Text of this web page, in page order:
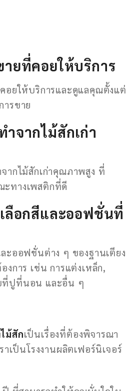
ยที่คอยให้บริการ
อยให้บริการและดูแลคุณตั้งแต่
ารขาย
ำจากไม้สักเก่า
จากไม้สักเก่าคุณภาพสูง ที่
ทางเพสติกที่ดี
ลือกสีและออฟชั่นที่
ะออฟชั่นต่าง ๆ ของฐานเตียง
งการ เช่น การแต่งเหล็ก,
ปูที่นอน และอื่น ๆ
ม้สักเป็นเรื่องที่ต้องพิจารณา
เป็นโรงงานผลิตเฟอร์นิเจอร์